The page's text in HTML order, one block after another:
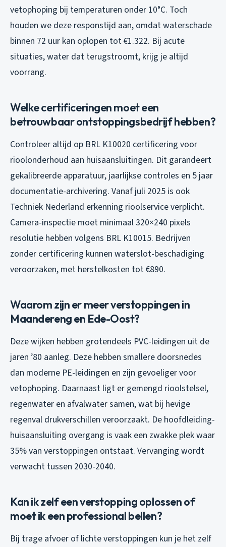
vetophoping bij temperaturen onder 10°C. Toch
houden we deze responstijd aan, omdat waterschade
binnen 72 uur kan oplopen tot €1.322. Bij acute
situaties, water dat terugstroomt, krijg je altijd
voorrang.
Welke certificeringen moet een
betrouwbaar ontstoppingsbedrijf hebben?
Controleer altijd op BRL K10020 certificering voor
rioolonderhoud aan huisaansluitingen. Dit garandeert
gekalibreerde apparatuur, jaarlijkse controles en 5 jaar
documentatie-archivering. Vanaf juli 2025 is ook
Techniek Nederland erkenning rioolservice verplicht.
Camera-inspectie moet minimaal 320×240 pixels
resolutie hebben volgens BRL K10015. Bedrijven
zonder certificering kunnen waterslot-beschadiging
veroorzaken, met herstelkosten tot €890.
Waarom zijn er meer verstoppingen in
Maandereng en Ede-Oost?
Deze wijken hebben grotendeels PVC-leidingen uit de
jaren ’80 aanleg. Deze hebben smallere doorsnedes
dan moderne PE-leidingen en zijn gevoeliger voor
vetophoping. Daarnaast ligt er gemengd rioolstelsel,
regenwater en afvalwater samen, wat bij hevige
regenval drukverschillen veroorzaakt. De hoofdleiding-
huisaansluiting overgang is vaak een zwakke plek waar
35% van verstoppingen ontstaat. Vervanging wordt
verwacht tussen 2030-2040.
Kan ik zelf een verstopping oplossen of
moet ik een professional bellen?
Bij trage afvoer of lichte verstoppingen kun je het zelf